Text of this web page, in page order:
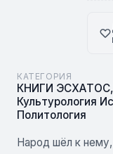
КАТЕГОРИЯ
КНИГИ ЭСХАТОС,
Культурология
Политология
Народ шёл к